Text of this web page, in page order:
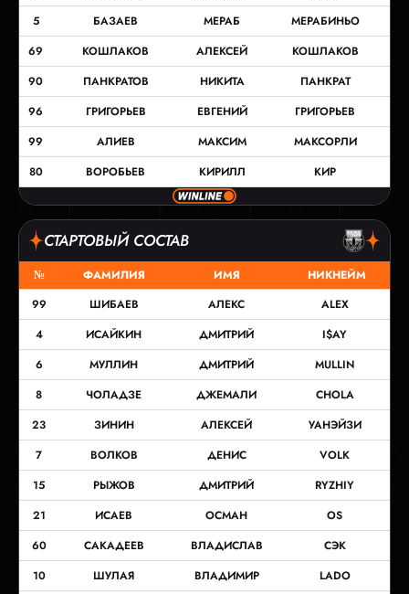
5
БАЗАЕВ МЕРАБ
МЕРАБИНЬО
69
КОШЛАКОВ АЛЕКСЕЙ
КОШЛАКОВ
90
ПАНКРАТОВ НИКИТА
ПАНКРАТ
96
ГРИГОРЬЕВ ЕВГЕНИЙ
ГРИГОРЬЕВ
99
АЛИЕВ МАКСИМ
МАКСОРЛИ
80
ВОРОБЬЕВ КИРИЛЛ КИР
СТАРТОВЫЙ СОСТАВ
№ ФАМИЛИЯ ИМЯ
НИКНЕЙМ
99
ШИБАЕВ АЛЕКС
ALEX
4
ИСАЙКИН ДМИТРИЙ
I$AY
6
МУЛЛИН ДМИТРИЙ
MULLIN
8
ЧОЛАДЗЕ ДЖЕМАЛИ
CHOLA
23
ЗИНИН АЛЕКСЕЙ
УАНЭЙЗИ
7
ВОЛКОВ ДЕНИС
VOLK
15
РЫЖОВ ДМИТРИЙ
RYZHIY
21
ИСАЕВ ОСМАН
OS
60
САКАДЕЕВ ВЛАДИСЛАВ
СЭК
10
ШУЛАЯ ВЛАДИМИР
LADO